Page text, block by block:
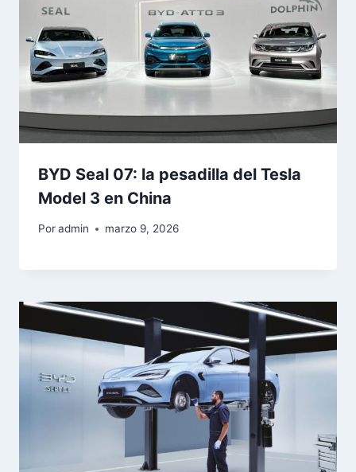
BYD Seal 07: la pesadilla del Tesla
Model 3 en China
Poradmin marzo 9, 2026